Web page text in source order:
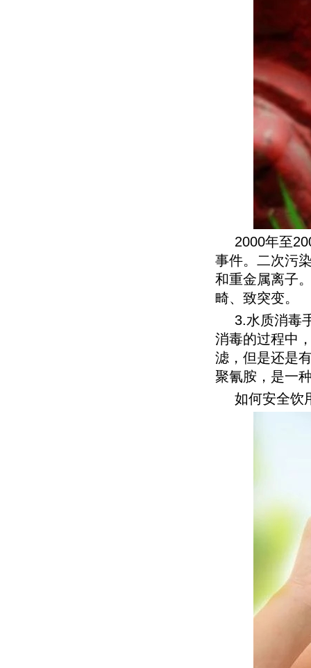
2000年至
事件。二次污
和重金属离子
畸、致突变。
3.水质消毒
消毒的过程中
滤，但是还是
聚氰胺，是一
如何安全饮